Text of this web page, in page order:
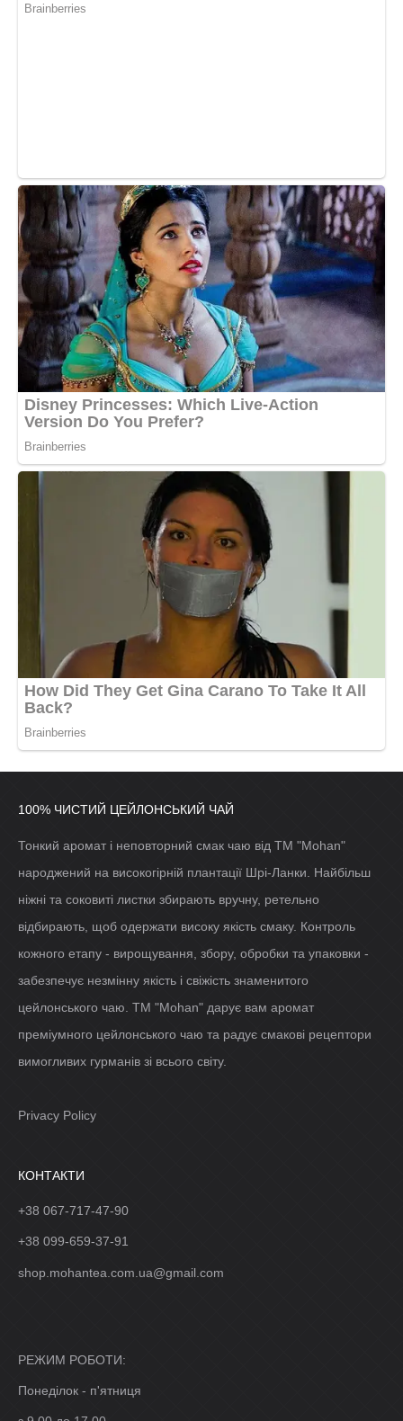
100% ЧИСТИЙ ЦЕЙЛОНСЬКИЙ ЧАЙ
Тонкий аромат і неповторний смак чаю від ТМ "Mohan"
народжений на високогірній плантації Шрі-Ланки. Найбільш
ніжні та соковиті листки збирають вручну, ретельно
відбирають, щоб одержати високу якість смаку. Контроль
кожного етапу - вирощування, збору, обробки та упаковки -
забезпечує незмінну якість і свіжість знаменитого
цейлонського чаю. ТМ "Mohan" дарує вам аромат
преміумного цейлонського чаю та радує смакові рецептори
вимогливих гурманів зі всього світу.
Privacy Policy
КОНТАКТИ
+38 067-717-47-90
+38 099-659-37-91
shop.mohantea.com.ua@gmail.com
РЕЖИМ РОБОТИ:
Понеділок - п'ятниця